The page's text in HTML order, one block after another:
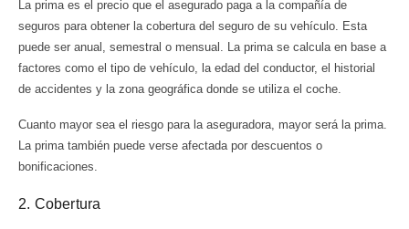
La prima es el precio que el asegurado paga a la compañía de
seguros para obtener la cobertura del seguro de su vehículo. Esta
puede ser anual, semestral o mensual. La prima se calcula en base a
factores como el tipo de vehículo, la edad del conductor, el historial
de accidentes y la zona geográfica donde se utiliza el coche.
Cuanto mayor sea el riesgo para la aseguradora, mayor será la prima.
La prima también puede verse afectada por descuentos o
bonificaciones.
2. Cobertura